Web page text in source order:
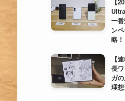
一
ン
略！
【
長
ガ
理